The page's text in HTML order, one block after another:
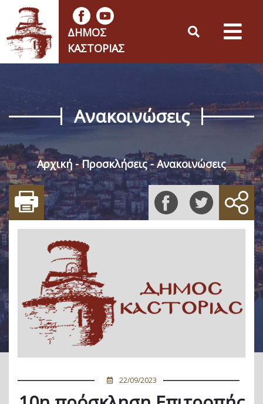
ΔΉΜΟΣ
ΚΑΣΤΟΡΙΆΣ
Ανακοινώσεις
Αρχική Προσκλήσεις Ανακοινώσεις
22/09/2023